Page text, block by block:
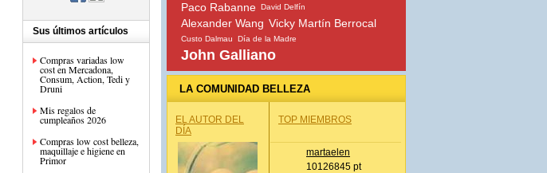
Sus últimos artículos
Compras variadas low
cost en Mercadona,
Consum, Action, Tedi y
Druni
Mis regalos de
cumpleaños 2026
Compras low cost belleza,
maquillaje e higiene en
Primor
Paco Rabanne David Delfín
Alexander Wang Vicky Martín Berrocal
Custo Dalmau Día de la Madre
John Galliano
LA COMUNIDAD BELLEZA
EL AUTOR DEL
DÍA
TOP MIEMBROS
martaelen
10126845 pt